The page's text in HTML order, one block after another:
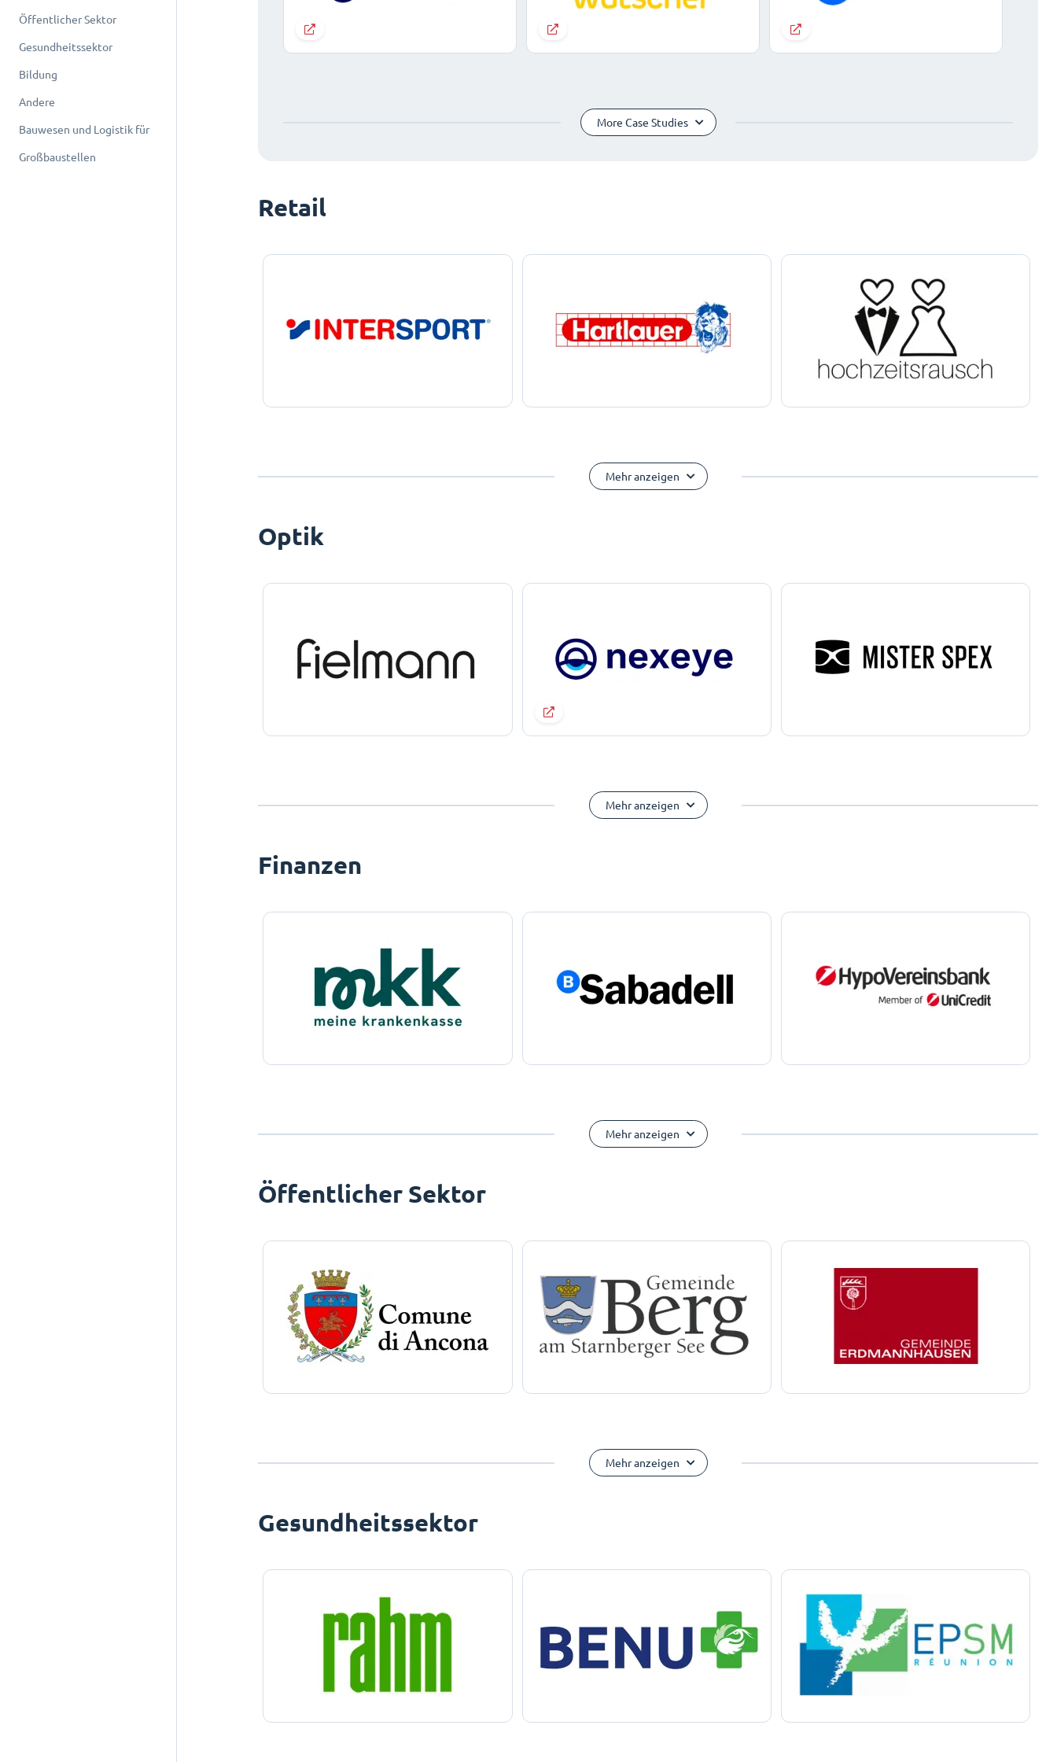
Öffentlicher Sektor
Gesundheitssektor
Bildung
Andere
Bauwesen und Logistik für
Großbaustellen
More Case Studies
Retail
Mehr anzeigen
Optik
Mehr anzeigen
Finanzen
Mehr anzeigen
Öffentlicher Sektor
Mehr anzeigen
Gesundheitssektor